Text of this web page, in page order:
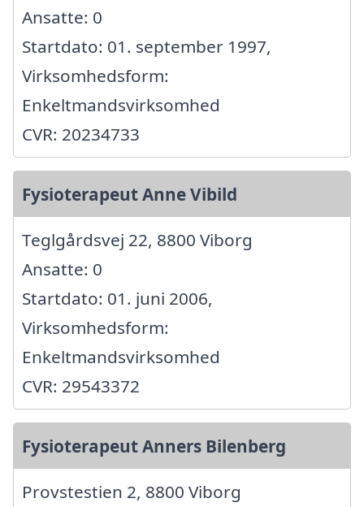
Ansatte: 0
Startdato: 01. september 1997,
Virksomhedsform:
Enkeltmandsvirksomhed
CVR: 20234733
Fysioterapeut Anne Vibild
Teglgårdsvej 22, 8800 Viborg
Ansatte: 0
Startdato: 01. juni 2006,
Virksomhedsform:
Enkeltmandsvirksomhed
CVR: 29543372
Fysioterapeut Anners Bilenberg
Provstestien 2, 8800 Viborg